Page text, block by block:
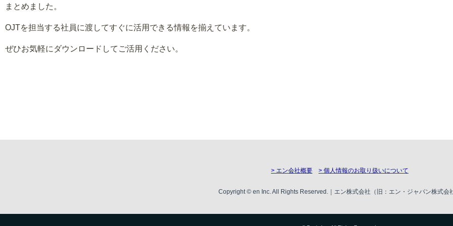
まとめました。
OJTを担当する社員に渡してすぐに活用できる情報を揃えています。
ぜひお気軽にダウンロードしてご活用ください。
> エン会社概要 > 個人情報のお取り扱いについて
Copyright © en Inc. All Rights Reserved.｜エン株式会社（旧：エン・ジャパン株式会